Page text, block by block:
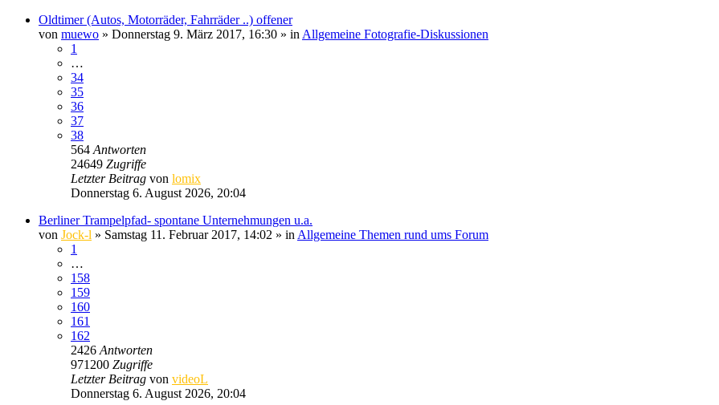
Oldtimer (Autos, Motorräder, Fahrräder ..) offener
von muewo » Donnerstag 9. März 2017, 16:30 » in Allgemeine Fotografie-Diskussionen
1
…
34
35
36
37
38
564 Antworten
24649 Zugriffe
Letzter Beitrag von lomix
Donnerstag 6. August 2026, 20:04
Berliner Trampelpfad- spontane Unternehmungen u.a.
von Jock-l » Samstag 11. Februar 2017, 14:02 » in Allgemeine Themen rund ums Forum
1
…
158
159
160
161
162
2426 Antworten
971200 Zugriffe
Letzter Beitrag von videoL
Donnerstag 6. August 2026, 20:04